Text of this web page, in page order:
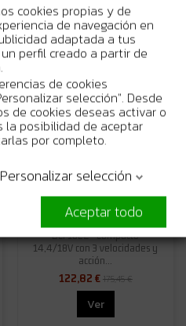
Ver
No disponible
Ventilador a batería Makita
DCF102Z - Compacto
14,4/18V con 3 velocidades y
acción...
122,82 €175,45 €
Ver
cookies propias y de
de navegación en
adaptada a tus
perfil creado a partir de
de cookies
selección". Desde
de cookies deseas activar o
la posibilidad de aceptar
por completo.
Personalizar selección
Aceptar todo